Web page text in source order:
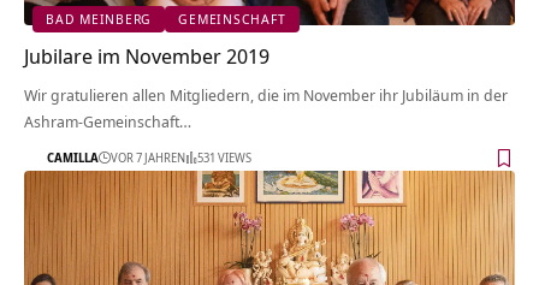
BAD MEINBERG GEMEINSCHAFT
Jubilare im November 2019
Wir gratulieren allen Mitgliedern, die im November ihr Jubiläum in der
Ashram-Gemeinschaft…
CAMILLA VOR 7 JAHREN 531 VIEWS